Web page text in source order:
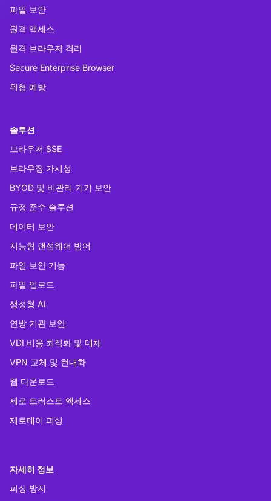
파일 보안
원격 액세스
원격 브라우저 격리
Secure Enterprise Browser
위협 예방
솔루션
브라우저 SSE
브라우징 가시성
BYOD 및 비관리 기기 보안
규정 준수 솔루션
데이터 보안
지능형 랜섬웨어 방어
파일 보안 기능
파일 업로드
생성형 AI
연방 기관 보안
VDI 비용 최적화 및 대체
VPN 교체 및 현대화
웹 다운로드
제로 트러스트 액세스
제로데이 피싱
자세히 정보
피싱 방지